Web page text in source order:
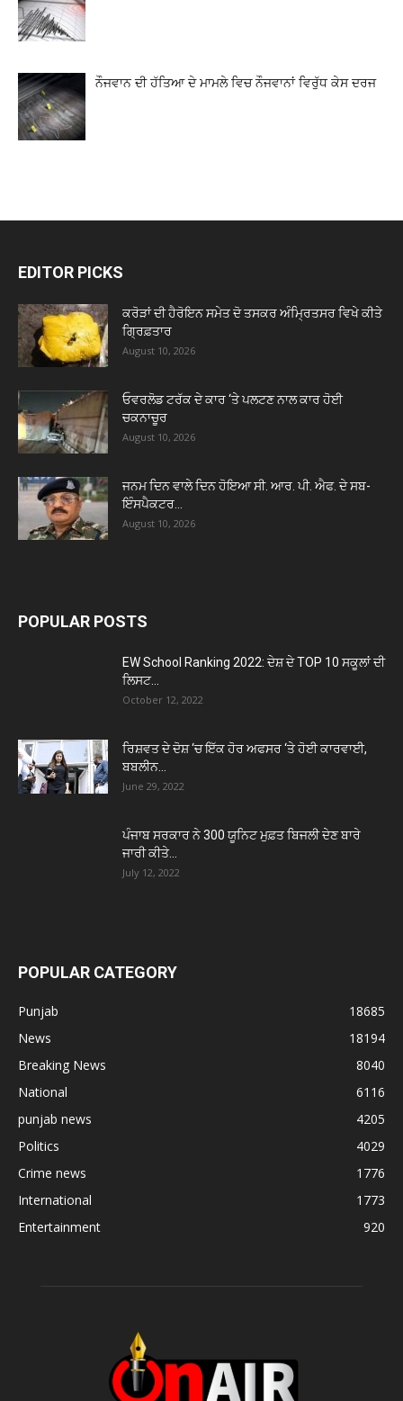
ਨੌਜਵਾਨ ਦੀ ਹੱਤਿਆ ਦੇ ਮਾਮਲੇ ਵਿਚ ਨੌਜਵਾਨਾਂ ਵਿਰੁੱਧ ਕੇਸ ਦਰਜ
EDITOR PICKS
ਕਰੋੜਾਂ ਦੀ ਹੈਰੋਇਨ ਸਮੇਤ ਦੋ ਤਸਕਰ ਅੰਮ੍ਰਿਤਸਰ ਵਿਖੇ ਕੀਤੇ
ਗ੍ਰਿਫ਼ਤਾਰ
August 10, 2026
ਓਵਰਲੋਡ ਟਰੱਕ ਦੇ ਕਾਰ ‘ਤੇ ਪਲਟਣ ਨਾਲ ਕਾਰ ਹੋਈ
ਚਕਨਾਚੂਰ
August 10, 2026
ਜਨਮ ਦਿਨ ਵਾਲੇ ਦਿਨ ਹੋਇਆ ਸੀ. ਆਰ. ਪੀ. ਐਫ. ਦੇ ਸਬ-
ਇੰਸਪੈਕਟਰ...
August 10, 2026
POPULAR POSTS
EW School Ranking 2022: ਦੇਸ਼ ਦੇ TOP 10 ਸਕੂਲਾਂ ਦੀ
ਲਿਸਟ...
October 12, 2022
ਰਿਸ਼ਵਤ ਦੇ ਦੋਸ਼ ‘ਚ ਇੱਕ ਹੋਰ ਅਫਸਰ ‘ਤੇ ਹੋਈ ਕਾਰਵਾਈ,
ਬਬਲੀਨ...
June 29, 2022
ਪੰਜਾਬ ਸਰਕਾਰ ਨੇ 300 ਯੂਨਿਟ ਮੁਫ਼ਤ ਬਿਜਲੀ ਦੇਣ ਬਾਰੇ
ਜਾਰੀ ਕੀਤੇ...
July 12, 2022
POPULAR CATEGORY
Punjab
18685
News
18194
Breaking News
8040
National
6116
punjab news
4205
Politics
4029
Crime news
1776
International
1773
Entertainment
920